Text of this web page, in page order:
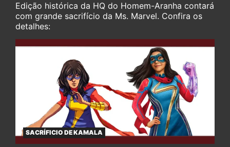
Edição histórica da HQ do Homem-Aranha contará
com grande sacrifício da Ms. Marvel. Confira os
detalhes:
SACRÍFICIO DE KAMALA